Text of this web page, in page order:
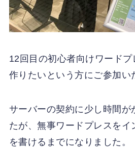
12回目の初心者向けワード
作りたいという方にご参加い
サーバーの契約に少し時間が
たが、無事ワードプレスをイ
を書けるまでになりました。